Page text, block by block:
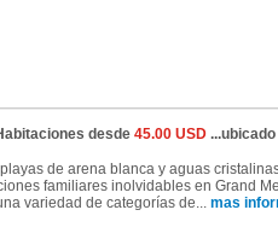
desde 45.00 USD...ubicado
de arena blanca y aguas
familiares inolvidables en Grand
variedad de categorías de... mas